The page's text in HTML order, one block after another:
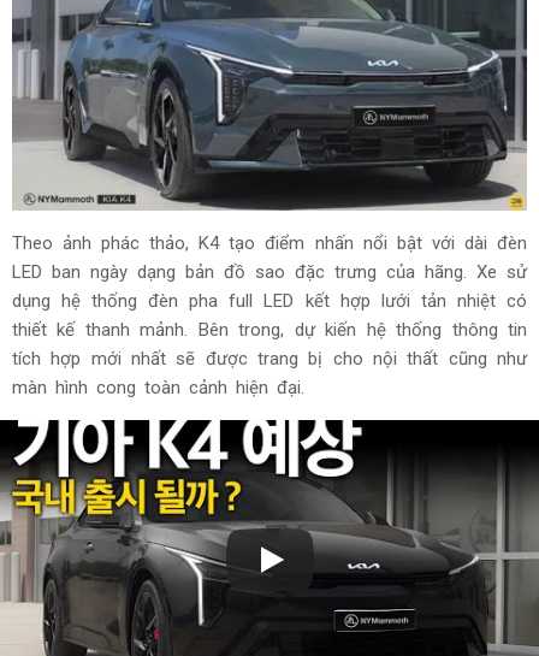
Theo ảnh phác thảo, K4 tạo điểm nhấn nổi bật với dài đèn
LED ban ngày dạng bản đồ sao đặc trưng của hãng. Xe sử
dụng hệ thống đèn pha full LED kết hợp lưới tản nhiệt có
thiết kế thanh mảnh. Bên trong, dự kiến hệ thống thông tin
tích hợp mới nhất sẽ được trang bị cho nội thất cũng như
màn hình cong toàn cảnh hiện đại.